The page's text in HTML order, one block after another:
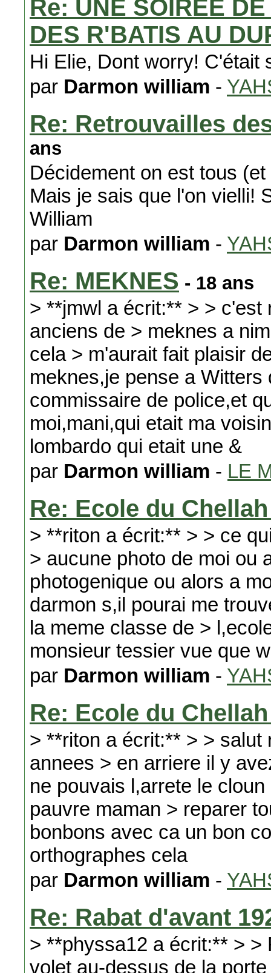
Re: UNE SOIREE
DES R'BATIS AU
Hi Elie, Dont worry! C'était
par Darmon william -
Re: Retrouvailles
ans
Décidement on est tous
Mais je sais que l'on vielli!
William
par Darmon william -
Re: MEKNES - 18 ans
> **jmwl a écrit:** > > c'est
anciens de > meknes a
cela > m'aurait fait plaisir
meknes,je pense a Witters
commissaire de police,et
moi,mani,qui etait ma
lombardo qui etait une &
par Darmon william - LE
Re: Ecole du
> **riton a écrit:** > > ce
> aucune photo de moi ou
photogenique ou alors a
darmon s,il pourai me
la meme classe de >
monsieur tessier vue que w
par Darmon william -
Re: Ecole du
> **riton a écrit:** > >
annees > en arriere il y
ne pouvais l,arrete le
pauvre maman > reparer
bonbons avec ca un bon
orthographes cela
par Darmon william -
Re: Rabat d'avant
> **physsa12 a écrit:** > >
volet au-dessus de la